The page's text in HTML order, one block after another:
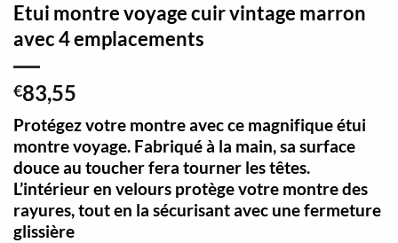
Etui montre voyage cuir vintage marron
avec 4 emplacements
€83,55
Protégez votre montre avec ce magnifique étui
montre voyage. Fabriqué à la main, sa surface
douce au toucher fera tourner les têtes.
L’intérieur en velours protège votre montre des
rayures, tout en la sécurisant avec une fermeture
glissière